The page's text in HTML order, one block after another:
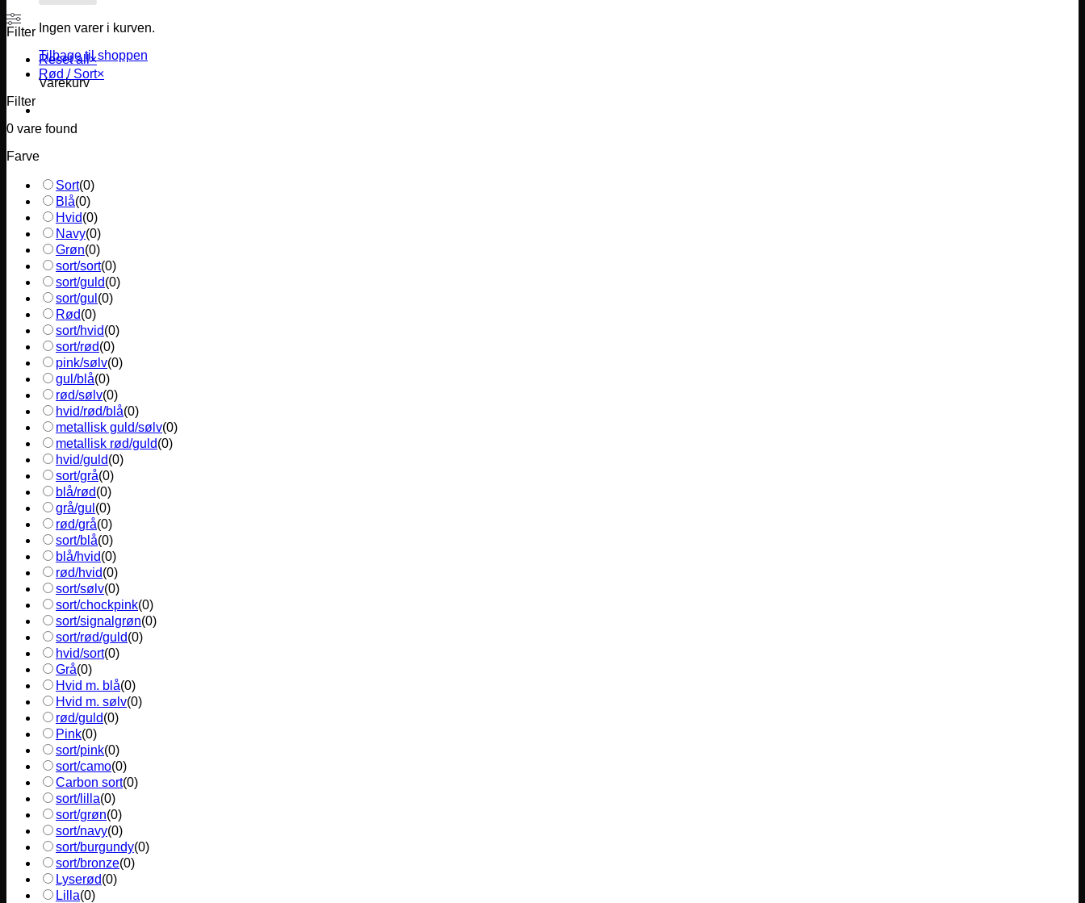
Ingen varer i kurven.
Tilbage til shoppen
Varekurv
Filter
Reset all×
Rød / Sort×
Filter
0 vare found
Farve
Sort(0)
Blå(0)
Hvid(0)
Navy(0)
Grøn(0)
sort/sort(0)
sort/guld(0)
sort/gul (0)
Rød(0)
sort/hvid(0)
sort/rød(0)
pink/sølv(0)
gul/blå(0)
rød/sølv(0)
hvid/rød/blå(0)
metallisk guld/sølv(0)
metallisk rød/guld(0)
hvid/guld(0)
sort/grå(0)
blå/rød(0)
grå/gul (0)
rød/grå(0)
sort/blå(0)
blå/hvid(0)
rød/hvid(0)
sort/sølv(0)
sort/chockpink(0)
sort/signalgrøn(0)
sort/rød/guld(0)
hvid/sort(0)
Grå(0)
Hvid m. blå(0)
Hvid m. sølv(0)
rød/guld(0)
Pink(0)
sort/pink(0)
sort/camo(0)
Carbon sort(0)
sort/lilla(0)
sort/grøn(0)
sort/navy(0)
sort/burgundy(0)
sort/bronze(0)
Lyserød(0)
Lilla(0)